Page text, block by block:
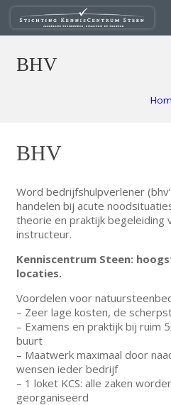
BHV
BHV
Word bedrijfshulpverlener
handelen bij acute
theorie en praktijk begeleiding
instructeur.
Kenniscentrum Steen:
locaties.
Voordelen voor
– Zeer lage kosten, de
– Examens en praktijk bij ruim
buurt
– Maatwerk maximaal door
wensen ieder bedrijf
– 1 loket KCS: alle zaken
georganiseerd